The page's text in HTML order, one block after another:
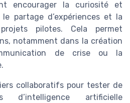
encourager la curiosité et
partage d’expériences et la
pilotes. Cela permet
notamment dans la création
de crise ou la
collaboratifs pour tester de
d’intelligence artificielle